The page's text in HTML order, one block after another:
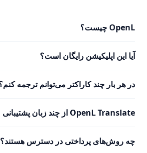
OpenL چیست؟
آیا این اپلیکیشن رایگان است؟
در هر بار چند کاراکتر می‌توانم ترجمه
OpenL Translate از چند زبان پشتیبانی می‌کند؟
چه روش‌های پرداختی در دسترس هستند؟